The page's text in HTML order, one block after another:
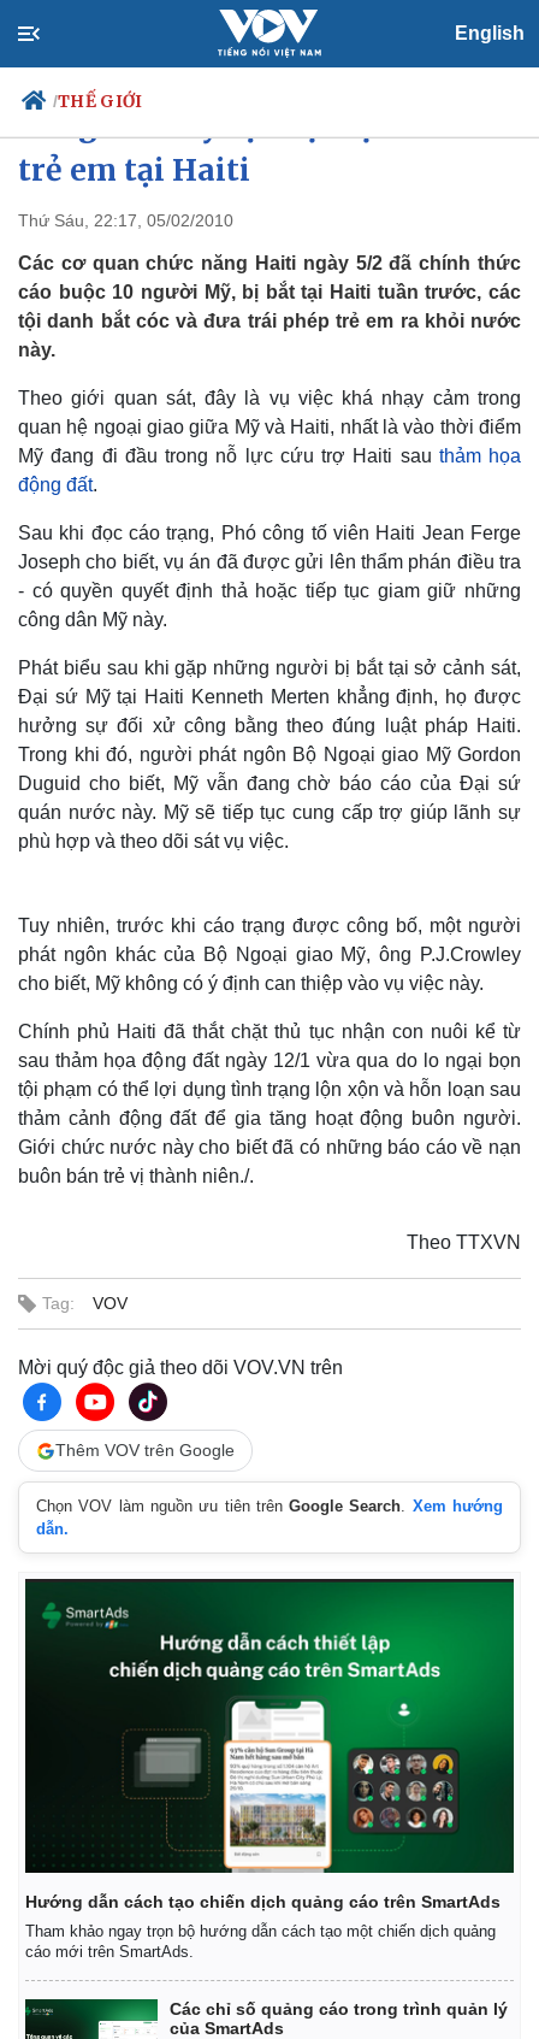
English
/THẾ GIỚI
Chính trị
Đảng
Tổ chức nhân sự
Quốc hội
Nhận diện sự thật
Tin 24h
Dự báo thời tiết
Giáo dục
Dấu ấn VOV
Biển đảo
Thế giới
Quan sát
Cuộc sống đó đây
Hồ sơ
Multimedia
Video
Ảnh
trẻ em tại Haiti
Thứ Sáu, 22:17, 05/02/2010
Các cơ quan chức năng Haiti ngày 5/2 đã chính thức
cáo buộc 10 người Mỹ, bị bắt tại Haiti tuần trước, các
tội danh bắt cóc và đưa trái phép trẻ em ra khỏi nước
này.
Theo giới quan sát, đây là vụ việc khá nhạy cảm trong
quan hệ ngoại giao giữa Mỹ và Haiti, nhất là vào thời điểm
Mỹ đang đi đầu trong nỗ lực cứu trợ Haiti sau thảm họa
động đất.
Sau khi đọc cáo trạng, Phó công tố viên Haiti Jean Ferge
Joseph cho biết, vụ án đã được gửi lên thẩm phán điều tra
- có quyền quyết định thả hoặc tiếp tục giam giữ những
công dân Mỹ này.
Phát biểu sau khi gặp những người bị bắt tại sở cảnh sát,
Đại sứ Mỹ tại Haiti Kenneth Merten khẳng định, họ được
hưởng sự đối xử công bằng theo đúng luật pháp Haiti.
Trong khi đó, người phát ngôn Bộ Ngoại giao Mỹ Gordon
Duguid cho biết, Mỹ vẫn đang chờ báo cáo của Đại sứ
quán nước này. Mỹ sẽ tiếp tục cung cấp trợ giúp lãnh sự
phù hợp và theo dõi sát vụ việc.
Tuy nhiên, trước khi cáo trạng được công bố, một người
phát ngôn khác của Bộ Ngoại giao Mỹ, ông P.J.Crowley
cho biết, Mỹ không có ý định can thiệp vào vụ việc này.
Chính phủ Haiti đã thắt chặt thủ tục nhận con nuôi kể từ
sau thảm họa động đất ngày 12/1 vừa qua do lo ngại bọn
tội phạm có thể lợi dụng tình trạng lộn xộn và hỗn loạn sau
thảm cảnh động đất để gia tăng hoạt động buôn người.
Giới chức nước này cho biết đã có những báo cáo về nạn
buôn bán trẻ vị thành niên./.
Theo TTXVN
Tag: VOV
Mời quý độc giả theo dõi VOV.VN trên
Thêm VOV trên Google
Chọn VOV làm nguồn ưu tiên trênGoogle Search. Xem hướng
dẫn.
Hướng dẫn cách tạo chiến dịch quảng cáo trên SmartAds
Tham khảo ngay trọn bộ hướng dẫn cách tạo một chiến dịch quảng
cáo mới trên SmartAds.
Các chỉ số quảng cáo trong trình quản lý
của SmartAds